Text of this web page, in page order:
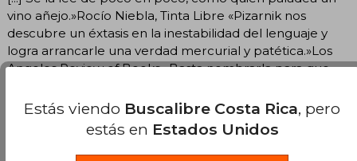
vino añejo.»Rocío Niebla, Tinta Libre «Pizarnik nos
descubre un éxtasis en la inestabilidad del lenguaje y
logra arrancarle una verdad mercurial y patética.»Los
Angeles Review of Books «Basta nombrarla para que
extrema y también una tragedia.»Luis Chitarroni
Estás viendo Buscalibre Costa Rica, pero
estás en Estados Unidos